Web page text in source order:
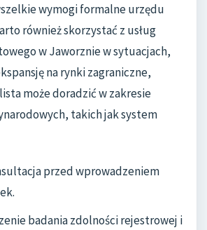
wymogi formalne urzędu
również skorzystać z usług
w Jaworznie w sytuacjach,
na rynki zagraniczne,
może doradzić w zakresie
takich jak system
przed wprowadzeniem
badania zdolności rejestrowej i